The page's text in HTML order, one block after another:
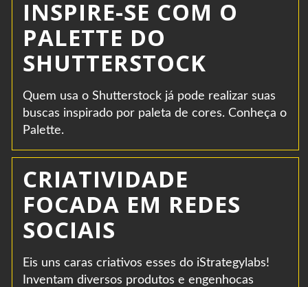
INSPIRE-SE COM O
PALETTE DO
SHUTTERSTOCK
Quem usa o Shutterstock já pode realizar suas
buscas inspirado por paleta de cores. Conheça o
Palette.
CRIATIVIDADE
FOCADA EM REDES
SOCIAIS
Eis uns caras criativos esses do iStrategylabs!
Inventam diversos produtos e engenhocas